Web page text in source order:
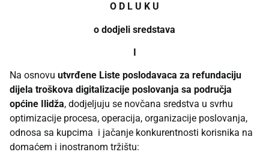
O D L U K U
o dodjeli sredstava
I
Na osnovu utvrđene Liste poslodavaca za refundaciju
dijela troškova digitalizacije poslovanja sa područja
općine Ilidža, dodjeljuju se novčana sredstva u svrhu
optimizacije procesa, operacija, organizacije poslovanja,
odnosa sa kupcima i jačanje konkurentnosti korisnika na
domaćem i inostranom tržištu: